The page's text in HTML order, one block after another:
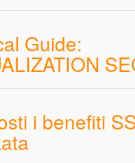
Guide:
i benefiti